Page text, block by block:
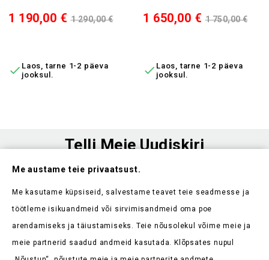
Hind
1 190,00 € Tavahind
1 290,00 €
 Laos, tarne 1-2 päeva
jooksul.
Hind
1 650,00 € Tavahind
1 750,00 €
 Laos, tarne 1-2 päeva
jooksul.
Telli Meie Uudiskiri
Ole esimene, kes saab teada meie uudistest ja kehtivatest
Me austame teie privaatsust.
Me kasutame küpsiseid, salvestame teavet teie seadmesse ja
töötleme isikuandmeid või sirvimisandmeid oma poe
arendamiseks ja täiustamiseks. Teie nõusolekul võime meie ja
meie partnerid saadud andmeid kasutada. Klõpsates nupul